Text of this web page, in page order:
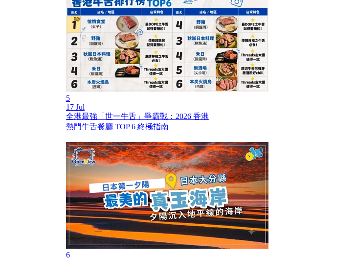
5
17 Jul
全港最強「世一牛舌」爭霸戰：2026 香港
熱門牛舌餐廳 TOP 6 終極指南
6